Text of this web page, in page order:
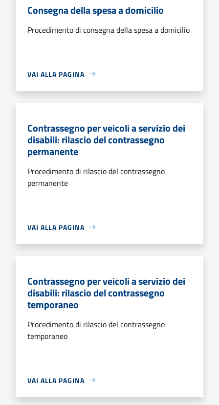
Consegna della spesa a domicilio
Procedimento di consegna della spesa a domicilio
VAI ALLA PAGINA
Contrassegno per veicoli a servizio dei
disabili: rilascio del contrassegno
permanente
Procedimento di rilascio del contrassegno
permanente
VAI ALLA PAGINA
Contrassegno per veicoli a servizio dei
disabili: rilascio del contrassegno
temporaneo
Procedimento di rilascio del contrassegno
temporaneo
VAI ALLA PAGINA